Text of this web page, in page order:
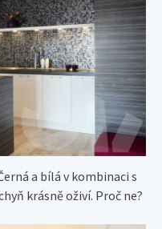
a bílá v kombinaci s
krásně oživí. Proč ne?